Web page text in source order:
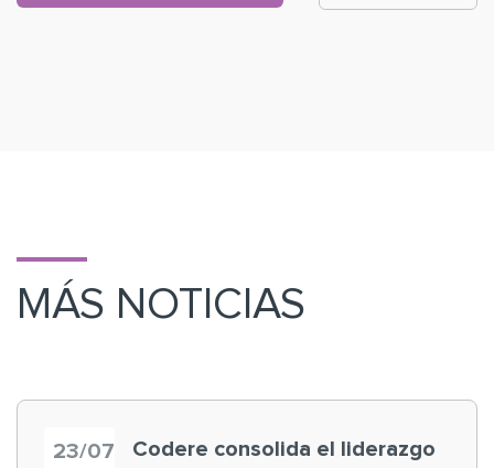
MÁS NOTICIAS
23/07
Codere consolida el liderazgo